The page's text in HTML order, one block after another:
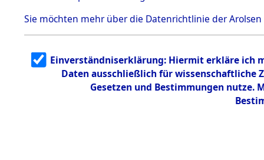
Todesmärsch
en
5.3.2
g
5.3.3
Todesmärsch
Sie möchten mehr über die Datenrichtlinie der Arolsen
Einverständniserklärung: Hiermit erkläre ich
Daten ausschließlich für wissenschaftliche
Gesetzen und Bestimmungen nutze.